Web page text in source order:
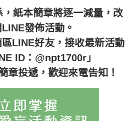
紙本簡章將逐一減量，改
發佈活動。
LINE好友，接收最新活動
ID：@npt1700r」
章投遞，歡迎來電告知！